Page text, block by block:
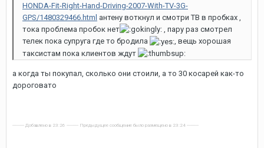
HONDA-Fit-Right-Hand-Driving-2007-With-TV-3G-
GPS/1480329466.html антену воткнул и смотри ТВ в пробках ,
тока проблема пробок нет
, пару раз смотрел
телек пока супруга где то бродила
, вещь хорошая
таксистам пока клиентов ждут
а когда ты покупал, сколько они стоили, а то 30 косарей как-то
дороговато
---------- Добавлено в 23:26 ---------- Предыдущее сообщение было размещено в 23:24 ----------